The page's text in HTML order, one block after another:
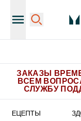
ЗАКАЗЫ
ВСЕМ
СЛУЖБУ
РЕЦЕПТЫ